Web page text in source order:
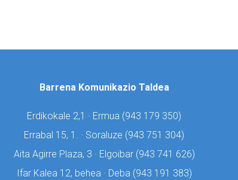
Barrena Komunikazio Taldea
Erdikokale 2,1 · Ermua (943 179 350)
Errabal 15, 1. · Soraluze (943 751 304)
Aita Agirre Plaza, 3 · Elgoibar (943 741 626)
Ifar Kalea 12, behea · Deba (943 191 383)